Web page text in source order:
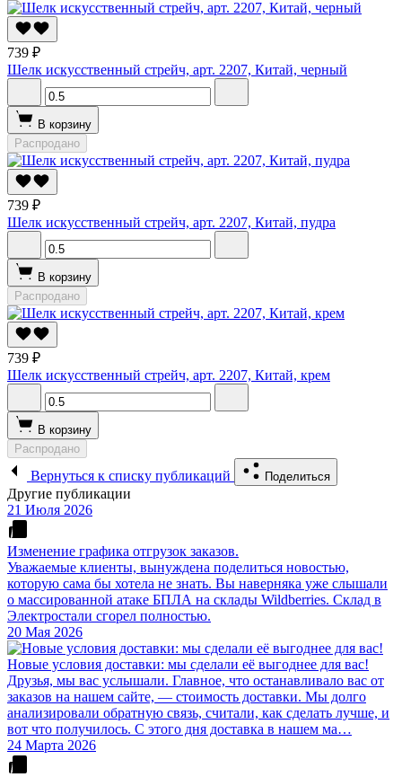
739 ₽
Шелк искусственный стрейч, арт. 2207, Китай, черный
В корзину
Распродано
739 ₽
Шелк искусственный стрейч, арт. 2207, Китай, пудра
В корзину
Распродано
739 ₽
Шелк искусственный стрейч, арт. 2207, Китай, крем
В корзину
Распродано
Вернуться к списку публикаций Поделиться
Другие публикации
21 Июля 2026
Изменение графика отгрузок заказов.
Уважаемые клиенты, вынуждена поделиться новостью,
которую сама бы хотела не знать. Вы наверняка уже слышали
о массированной атаке БПЛА на склады Wildberries. Склад в
Электростали сгорел полностью.
20 Мая 2026
Новые условия доставки: мы сделали её выгоднее для вас!
Друзья, мы вас услышали. Главное, что останавливало вас от
заказов на нашем сайте, — стоимость доставки. Мы долго
анализировали обратную связь, считали, как сделать лучше, и
вот что получилось. С этого дня доставка в нашем ма…
24 Марта 2026